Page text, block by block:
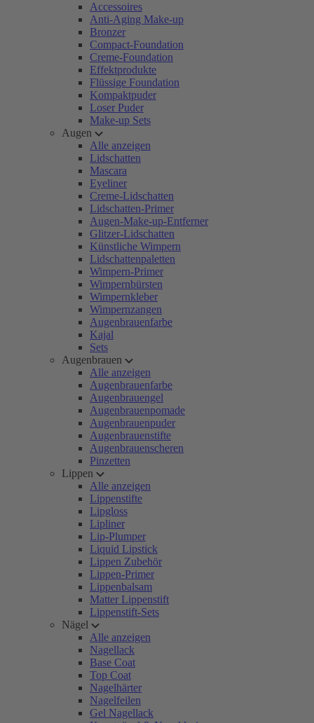
Accessoires
Anti-Aging Make-up
Bronzer
Compact-Foundation
Creme-Foundation
Effektprodukte
Flüssige Foundation
Kompaktpuder
Loser Puder
Make-up Sets
Augen
Alle anzeigen
Lidschatten
Mascara
Eyeliner
Creme-Lidschatten
Lidschatten-Primer
Augen-Make-up-Entferner
Glitzer-Lidschatten
Künstliche Wimpern
Lidschattenpaletten
Wimpern-Primer
Wimpernbürsten
Wimpernkleber
Wimpernzangen
Augenbrauenfarbe
Kajal
Sets
Augenbrauen
Alle anzeigen
Augenbrauenfarbe
Augenbrauengel
Augenbrauenpomade
Augenbrauenpuder
Augenbrauenstifte
Augenbrauenscheren
Pinzetten
Lippen
Alle anzeigen
Lippenstifte
Lipgloss
Lipliner
Lip-Plumper
Liquid Lipstick
Lippen Zubehör
Lippen-Primer
Lippenbalsam
Matter Lippenstift
Lippenstift-Sets
Nägel
Alle anzeigen
Nagellack
Base Coat
Top Coat
Nagelhärter
Nagelfeilen
Gel Nagellack